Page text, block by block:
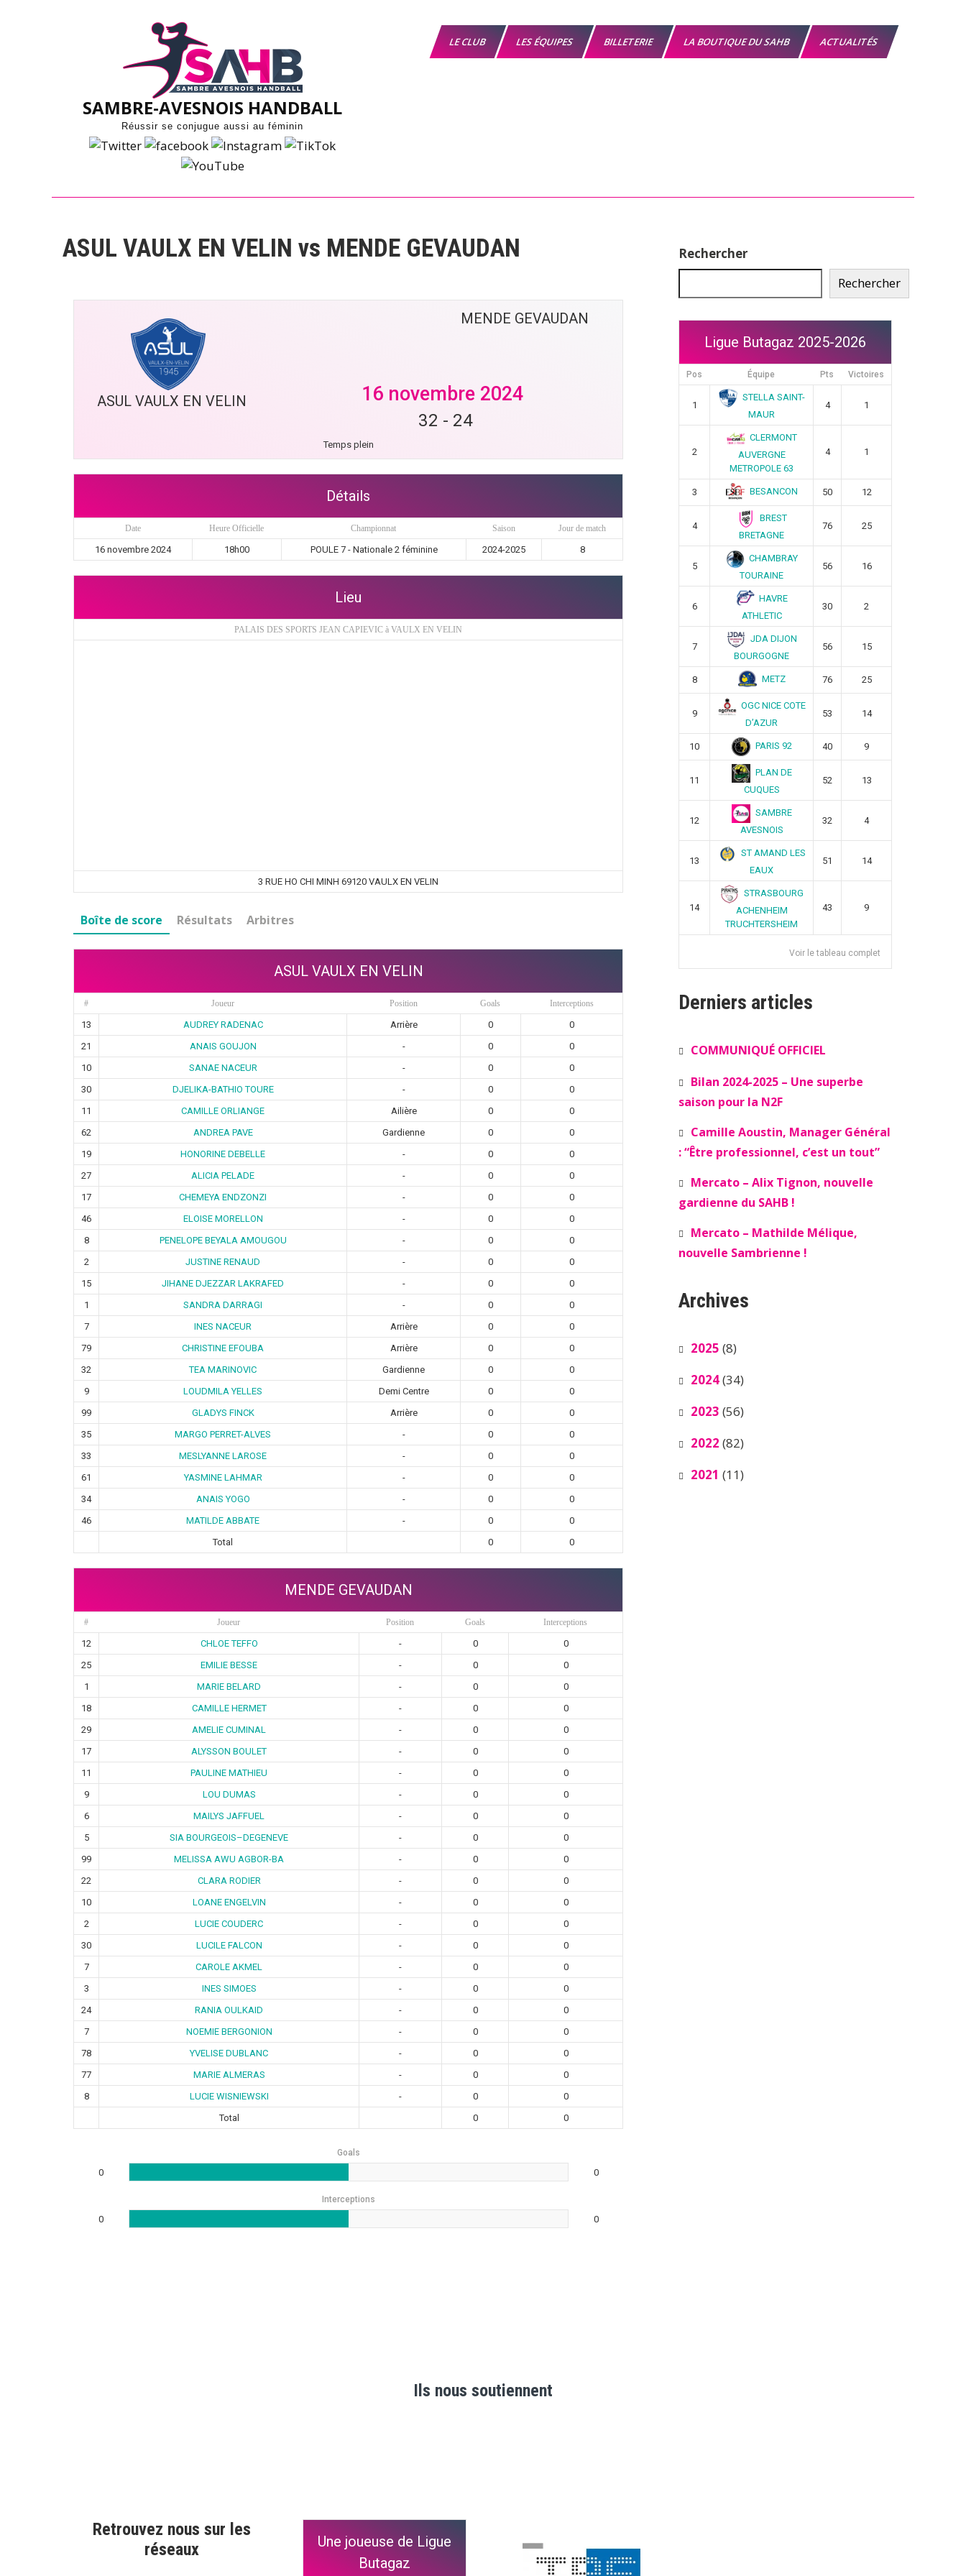
SAMBRE-AVESNOIS HANDBALL
Réussir se conjugue aussi au féminin
LE CLUB LES ÉQUIPES BILLETERIE LA BOUTIQUE DU SAHB ACTUALITÉS
ASUL VAULX EN VELIN vs MENDE GEVAUDAN
ASUL VAULX EN VELIN
MENDE GEVAUDAN
16 novembre 2024
32 - 24
Temps plein
Détails
Date Heure Officielle Championnat Saison Jour de match
16 novembre 2024 18h00 POULE 7 - Nationale 2 féminine 2024-2025 8
Lieu
PALAIS DES SPORTS JEAN CAPIEVIC à VAULX EN VELIN
3 RUE HO CHI MINH 69120 VAULX EN VELIN
Boîte de score Résultats Arbitres
ASUL VAULX EN VELIN
# Joueur Position Goals Interceptions
13 AUDREY RADENAC Arrière 0
0
21
ANAIS GOUJON - 0
0
10
SANAE NACEUR - 0
0
30
DJELIKA-BATHIO TOURE - 0
0
11
CAMILLE ORLIANGE Ailière 0
0
62
ANDREA PAVE Gardienne 0
0
19
HONORINE DEBELLE - 0
0
27
ALICIA PELADE - 0
0
17
CHEMEYA ENDZONZI - 0
0
46
ELOISE MORELLON - 0
0
8
PENELOPE BEYALA AMOUGOU - 0
0
2
JUSTINE RENAUD - 0
0
15
JIHANE DJEZZAR LAKRAFED - 0
0
1
SANDRA DARRAGI - 0
0
7
INES NACEUR Arrière 0
0
79
CHRISTINE EFOUBA Arrière 0
0
32
TEA MARINOVIC Gardienne 0
0
9
LOUDMILA YELLES Demi Centre 0
0
99
GLADYS FINCK Arrière 0
0
35
MARGO PERRET-ALVES - 0
0
33
MESLYANNE LAROSE - 0
0
61
YASMINE LAHMAR - 0
0
34
ANAIS YOGO - 0
0
46
MATILDE ABBATE - 0
0
Total
0 0
MENDE GEVAUDAN
# Joueur Position Goals Interceptions
12 CHLOE TEFFO - 0
0
25
EMILIE BESSE - 0
0
1
MARIE BELARD - 0
0
18
CAMILLE HERMET - 0
0
29
AMELIE CUMINAL - 0
0
17
ALYSSON BOULET - 0
0
11
PAULINE MATHIEU - 0
0
9
LOU DUMAS - 0
0
6
MAILYS JAFFUEL - 0
0
5
SIA BOURGEOIS–DEGENEVE - 0
0
99
MELISSA AWU AGBOR-BA - 0
0
22
CLARA RODIER - 0
0
10
LOANE ENGELVIN - 0
0
2
LUCIE COUDERC - 0
0
30
LUCILE FALCON - 0
0
7
CAROLE AKMEL - 0
0
3
INES SIMOES - 0
0
24
RANIA OULKAID - 0
0
7
NOEMIE BERGONION - 0
0
78
YVELISE DUBLANC - 0
0
77
MARIE ALMERAS - 0
0
8
LUCIE WISNIEWSKI - 0
0
Total
0 0
Goals
0 0
Interceptions
0 0
Rechercher
Rechercher
Ligue Butagaz 2025-2026
Pos Équipe Pts Victoires
1
STELLA SAINT-
MAUR
4 1
2
CLERMONT
AUVERGNE
METROPOLE 63
4 1
3 BESANCON 50 12
4
BREST
BRETAGNE
76 25
5
CHAMBRAY
TOURAINE
56 16
6
HAVRE
ATHLETIC
30 2
7
JDA DIJON
BOURGOGNE
56 15
8 METZ 76 25
9
OGC NICE COTE
D’AZUR
53 14
10 PARIS 92 40 9
11
PLAN DE
CUQUES
52 13
12
SAMBRE
AVESNOIS
32 4
13
ST AMAND LES
EAUX
51 14
14
STRASBOURG
ACHENHEIM
TRUCHTERSHEIM
43 9
Voir le tableau complet
Derniers articles
COMMUNIQUÉ OFFICIEL
Bilan 2024-2025 – Une superbe
saison pour la N2F
Camille Aoustin, Manager Général
: “Être professionnel, c’est un tout”
Mercato – Alix Tignon, nouvelle
gardienne du SAHB !
Mercato – Mathilde Mélique,
nouvelle Sambrienne !
Archives
2025 (8)
2024(34)
2023 (56)
2022 (82)
2021 (11)
Ils nous soutiennent
Retrouvez nous sur les
réseaux
Une joueuse de Ligue
Butagaz